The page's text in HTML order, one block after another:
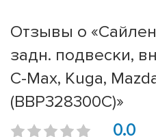
Отзывы о
задн. подвески,
C-Max, Kuga,
(BBP328300C)»
0.0